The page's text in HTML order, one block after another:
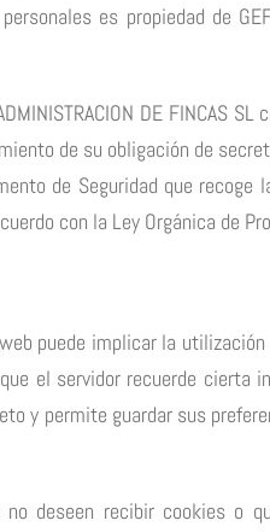
es propiedad de
DE FINCAS
de su obligación de
de Seguridad que
con la Ley Orgánica de
puede implicar la
el servidor recuerde
y permite guardar sus
no deseen recibir cookies o